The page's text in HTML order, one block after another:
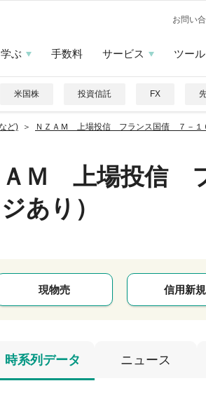
お問い
ぶ 手数料 サービス ツール
米国株 投資信託 FX
ど) ＮＺＡＭ 上場投信 フランス国債 ７－１
ＡＭ 上場投信
あり）
現物売 信用新規
時系列データ ニュース